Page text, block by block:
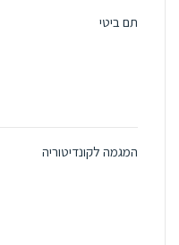
תם ביטי
המגמה לקונדיטוריה